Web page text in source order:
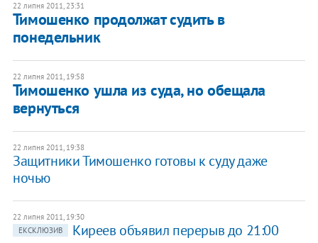
22 липня 2011, 23:31
Тимошенко продолжат судить в
понедельник
22 липня 2011, 19:58
Тимошенко ушла из суда, но обещала
вернуться
22 липня 2011, 19:38
Защитники Тимошенко готовы к суду даже
ночью
22 липня 2011, 19:30
ЕКСКЛЮЗИВ
Киреев объявил перерыв до 21:00